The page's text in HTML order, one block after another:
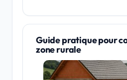
Guide pratique pour
zone rurale